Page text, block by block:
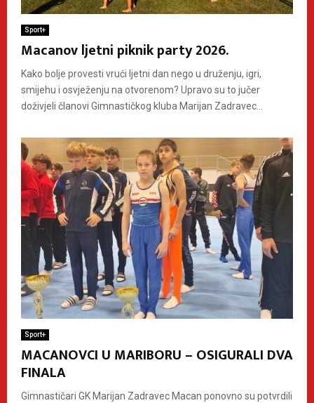
Sport+
Macanov ljetni piknik party 2026.
Kako bolje provesti vrući ljetni dan nego u druženju, igri,
smijehu i osvježenju na otvorenom? Upravo su to jučer
doživjeli članovi Gimnastičkog kluba Marijan Zadravec...
Sport+
MACANOVCI U MARIBORU – OSIGURALI DVA
FINALA
Gimnastičari GK Marijan Zadravec Macan ponovno su potvrdili